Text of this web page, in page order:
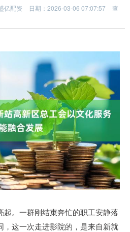
亿配资 日期：2026-03-06 07:07:57
查
。一群刚结束奔忙的职工安静落
，这一次走进影院的，是来自新就